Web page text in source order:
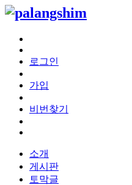
로그인
가입
비번찾기
소개
게시판
토막글